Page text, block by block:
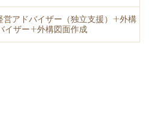
アドバイザー（独立支援）+外構
イザー+外構図面作成